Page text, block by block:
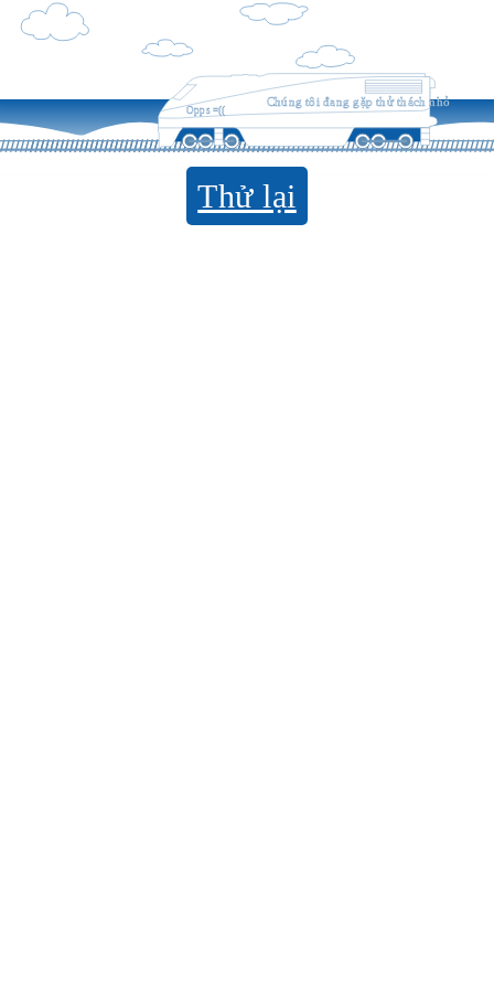
Opps =((
Chúng tôi đang gặp thử thách nhỏ
Thử lại